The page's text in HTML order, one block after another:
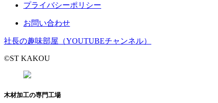
プライバシーポリシー
お問い合わせ
社長の趣味部屋（YOUTUBEチャンネル）
©ST KAKOU
木材加工の専門工場